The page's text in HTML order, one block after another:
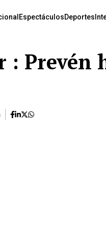
EspectáculosDeportes
: Prevén